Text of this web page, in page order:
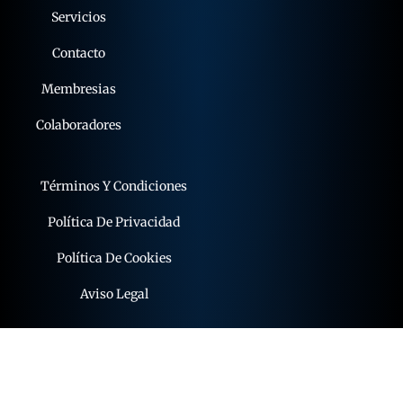
Términos Y Condiciones
Política De Privacidad
Política De Cookies
Aviso Legal
Servicios
Contacto
Membresias
Colaboradores